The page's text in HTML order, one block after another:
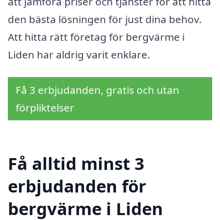
den bästa lösningen för just dina behov.
Att hitta rätt företag för bergvärme i
Liden har aldrig varit enklare.
Få 3 erbjudanden, gratis och utan
förpliktelser
Få alltid minst 3
erbjudanden för
bergvärme i Liden